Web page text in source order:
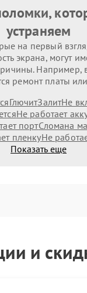
устраняем
на первый
экрана, могут
Например,
ремонт платы
ГлючитЗалитНе
Не работает
портСломана
пленкуНе
Показать еще
и